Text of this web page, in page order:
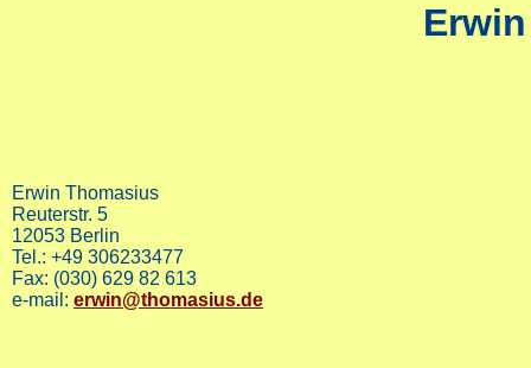
Erwin Thomasius
Reuterstr. 5
12053 Berlin
Tel.: +49 306233477
Fax: (030) 629 82 613
e-mail: erwin@thomasius.de